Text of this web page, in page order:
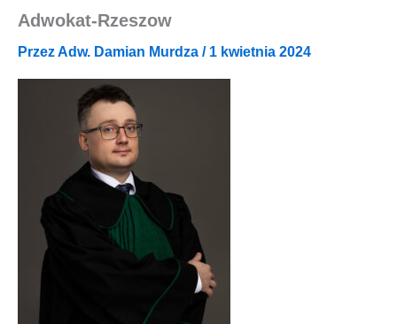
Adwokat-Rzeszow
PrzezAdw. Damian Murdza / 1 kwietnia 2024